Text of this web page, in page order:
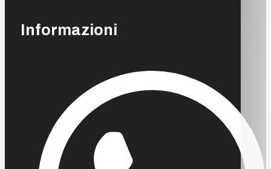
Informazioni